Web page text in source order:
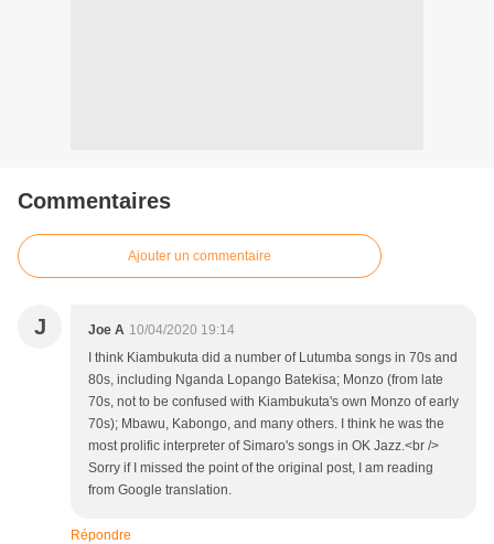
Commentaires
Ajouter un commentaire
J Joe A 10/04/2020 19:14
I think Kiambukuta did a number of Lutumba songs in 70s and
80s, including Nganda Lopango Batekisa; Monzo (from late
70s, not to be confused with Kiambukuta's own Monzo of early
70s); Mbawu, Kabongo, and many others. I think he was the
most prolific interpreter of Simaro's songs in OK Jazz.<br />
Sorry if I missed the point of the original post, I am reading
from Google translation.
Répondre